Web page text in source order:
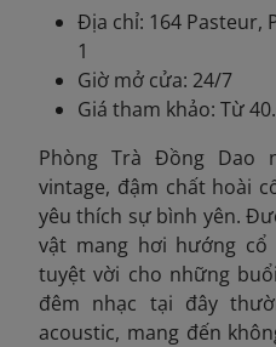
Địa chỉ: 164 Pasteur,
1
Giờ mở cửa: 24/7
Giá tham khảo: Từ
Phòng Trà Đồng Dao
vintage, đậm chất hoài
yêu thích sự bình yên.
vật mang hơi hướng
tuyệt vời cho những
đêm nhạc tại đây
acoustic, mang đến